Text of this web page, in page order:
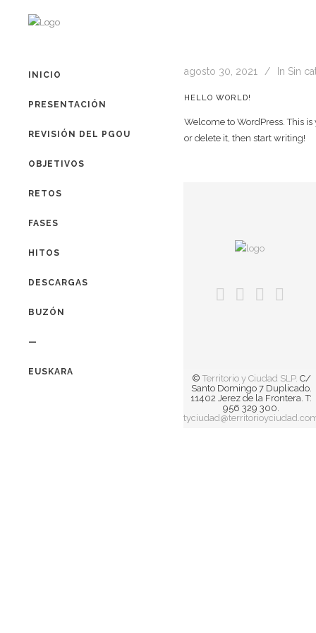
INICIO
PRESENTACIÓN
REVISIÓN DEL PGOU
OBJETIVOS
RETOS
FASES
HITOS
DESCARGAS
BUZÓN
—
EUSKARA
agosto 30, 2021 In Sin
HELLO WORLD!
Welcome to WordPress. This is
or delete it, then start writing!
© Territorio y Ciudad SLP. C/
Santo Domingo 7 Duplicado.
11402 Jerez de la Frontera. T:
956 329 300.